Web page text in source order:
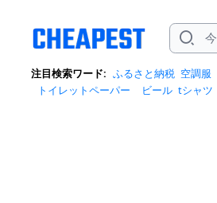
注目検索ワード: ふるさと納税 空調服
トイレットペーパー
ビール tシャツ